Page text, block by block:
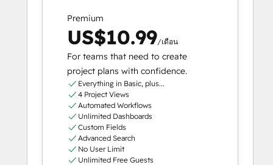
Premium
US$10.99/เดือน
For teams that need to create
project plans with confidence.
Everything in Basic, plus...
4 Project Views
Automated Workflows
Unlimited Dashboards
Custom Fields
Advanced Search
No User Limit
Unlimited Free Guests